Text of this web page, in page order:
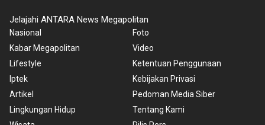
Jelajahi ANTARA News Megapolitan
Nasional
Kabar Megapolitan
Lifestyle
Iptek
Artikel
Lingkungan Hidup
Foto
Video
Ketentuan Penggunaan
Kebijakan Privasi
Pedoman Media Siber
Tentang Kami